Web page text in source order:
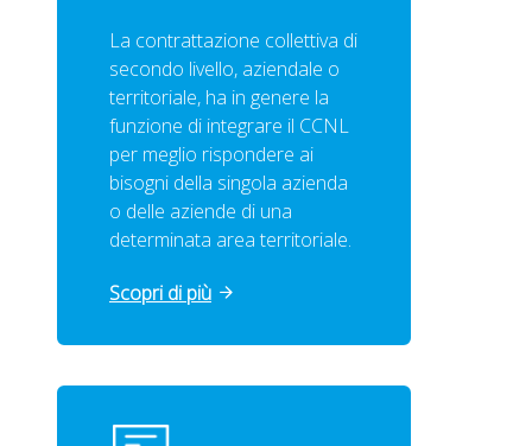
La contrattazione collettiva di
secondo livello, aziendale o
territoriale, ha in genere la
funzione di integrare il CCNL
per meglio rispondere ai
bisogni della singola azienda
o delle aziende di una
determinata area territoriale.
Scopri di più